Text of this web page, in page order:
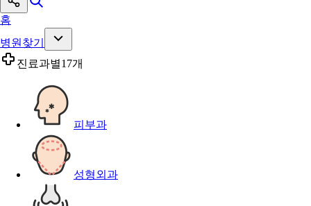
홈
병원찾기
진료과별17개
피부과
성형외과